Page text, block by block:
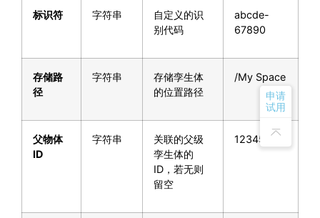
申请
试用
标识符 字符串
自定义的识
别代码
abcde-
67890
存储路
径
字符串
存储孪生体
的位置路径
/My Space
父物体
ID
字符串
关联的父级
孪生体的
ID，若无则
留空
12345